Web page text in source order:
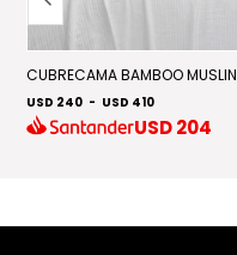
CUBRECAMA BAMBOO MUSLIN
USD 240 - USD 410
USD204